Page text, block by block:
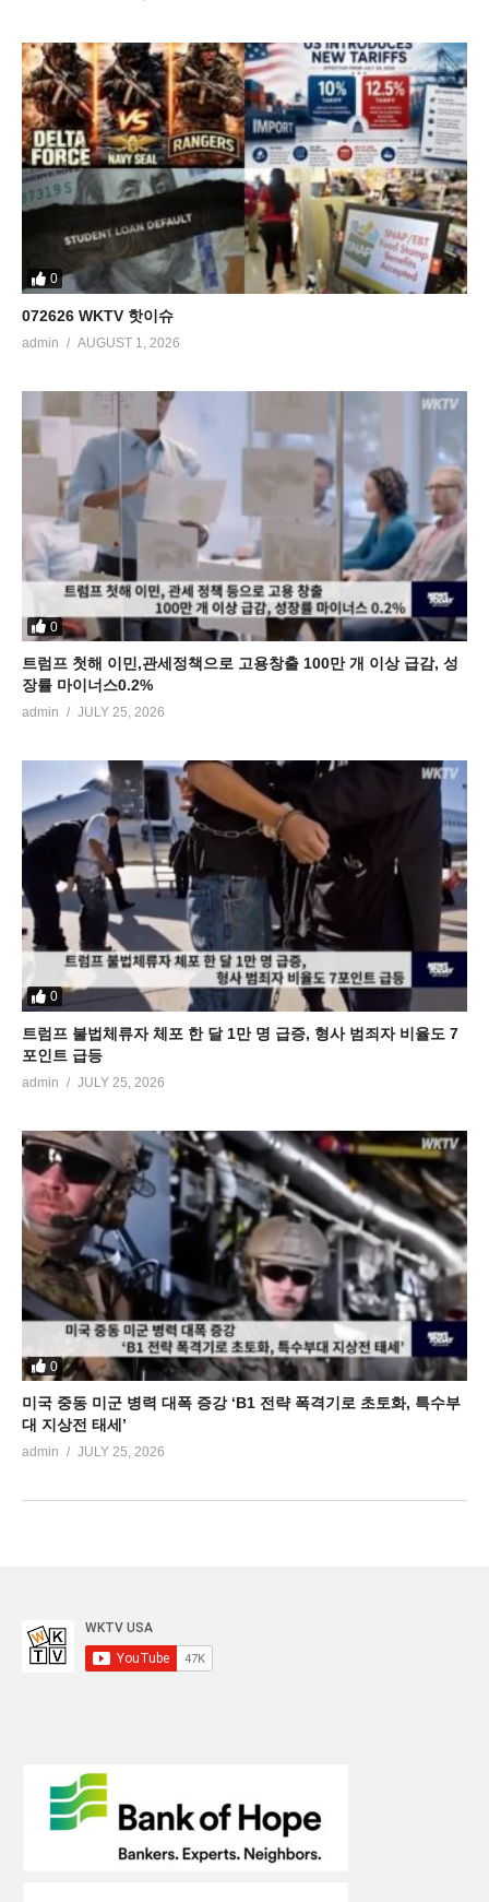
0
072626 WKTV 핫이슈
admin AUGUST 1, 2026
0
트럼프 첫해 이민,관세정책으로 고용창출 100만 개 이상 급감, 성
장률 마이너스0.2%
admin JULY 25, 2026
0
트럼프 불법체류자 체포 한 달 1만 명 급증, 형사 범죄자 비율도 7
포인트 급등
admin JULY 25, 2026
0
미국 중동 미군 병력 대폭 증강 ‘B1 전략 폭격기로 초토화, 특수부
대 지상전 태세’
admin JULY 25, 2026